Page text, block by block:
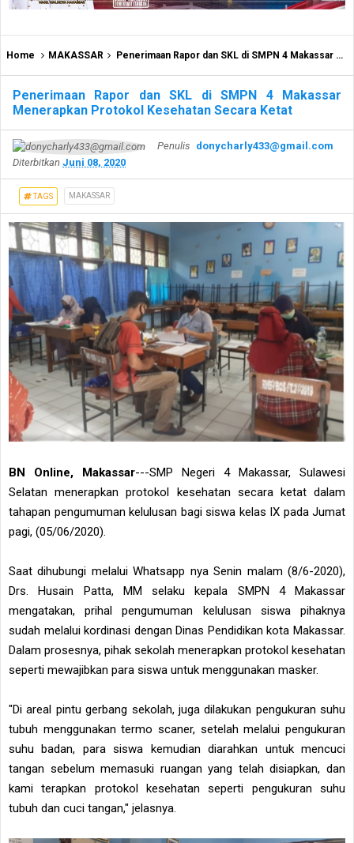
Home MAKASSAR Penerimaan Rapor dan SKL di SMPN 4 Makassar Menerapkan Protokol Kesehatan Secara Ketat
Penerimaan Rapor dan SKL di SMPN 4 Makassar
Menerapkan Protokol Kesehatan Secara Ketat
Penulis donycharly433@gmail.com
Diterbitkan Juni 08, 2020
TAGS MAKASSAR
BN Online, Makassar---SMP Negeri 4 Makassar, Sulawesi
Selatan menerapkan protokol kesehatan secara ketat dalam
tahapan pengumuman kelulusan bagi siswa kelas IX pada Jumat
pagi, (05/06/2020).
Saat dihubungi melalui Whatsapp nya Senin malam (8/6-2020),
Drs. Husain Patta, MM selaku kepala SMPN 4 Makassar
mengatakan, prihal pengumuman kelulusan siswa pihaknya
sudah melalui kordinasi dengan Dinas Pendidikan kota Makassar.
Dalam prosesnya, pihak sekolah menerapkan protokol kesehatan
seperti mewajibkan para siswa untuk menggunakan masker.
"Di areal pintu gerbang sekolah, juga dilakukan pengukuran suhu
tubuh menggunakan termo scaner, setelah melalui pengukuran
suhu badan, para siswa kemudian diarahkan untuk mencuci
tangan sebelum memasuki ruangan yang telah disiapkan, dan
kami terapkan protokol kesehatan seperti pengukuran suhu
tubuh dan cuci tangan," jelasnya.